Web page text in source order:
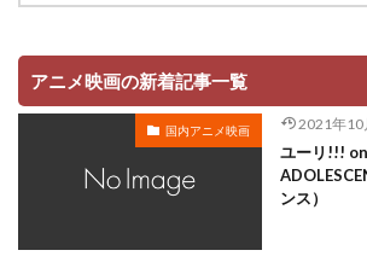
竹若拓磨
竹達彩奈 竹野内豊
笹原和也
篠原美香
笹沼晃
笹田貴之 笹部恵里子
篠原俊哉
篠原涼子
岡本信彦 岡寛恵
アニメ映画の新着記事一覧
国内アニメ映画 2021年10
ユーリ!!! on
ンス）